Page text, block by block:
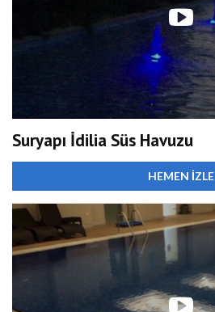
Suryapı İdilia Süs Havuzu
HEMEN İZLE